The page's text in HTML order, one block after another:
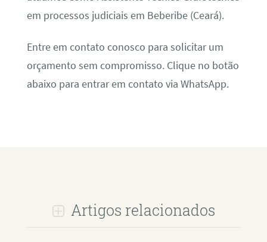
em processos judiciais em Beberibe (Ceará).
Entre em contato conosco para solicitar um
orçamento sem compromisso. Clique no botão
abaixo para entrar em contato via WhatsApp.
Artigos relacionados